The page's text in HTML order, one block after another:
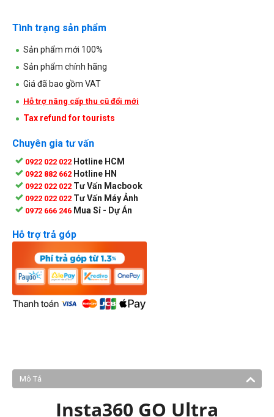
Tình trạng sản phẩm
Sản phẩm mới 100%
Sản phẩm chính hãng
Giá đã bao gồm VAT
Hỗ trợ nâng cấp thu cũ đổi mới
Tax refund for tourists
Chuyên gia tư vấn
0922 022 022 Hotline HCM
0922 882 662 Hotline HN
0922 022 022 Tư Vấn Macbook
0922 022 022 Tư Vấn Máy Ảnh
0972 666 246 Mua Sỉ - Dự Án
Hỗ trợ trả góp
Mô Tả
Insta360 GO Ultra